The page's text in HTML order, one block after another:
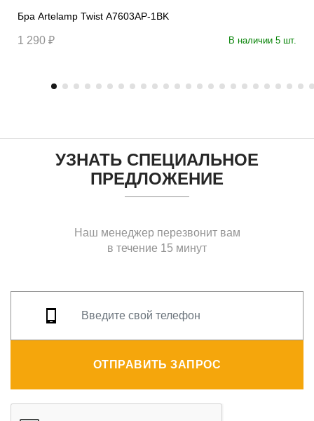
Бра Artelamp Twist A7603AP-1BK
1 290 ₽ В наличии 5 шт.
УЗНАТЬ СПЕЦИАЛЬНОЕ
ПРЕДЛОЖЕНИЕ
Наш менеджер перезвонит вам
в течение 15 минут
ОТПРАВИТЬ ЗАПРОС